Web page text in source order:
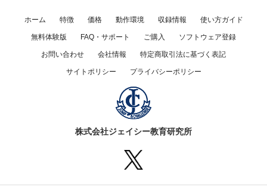
ホーム 特徴 価格 動作環境 収録情報 使い方ガイド
無料体験版 FAQ・サポート ご購入 ソフトウェア登録
お問い合わせ 会社情報 特定商取引法に基づく表記
サイトポリシー プライバシーポリシー
株式会社ジェイシー教育研究所